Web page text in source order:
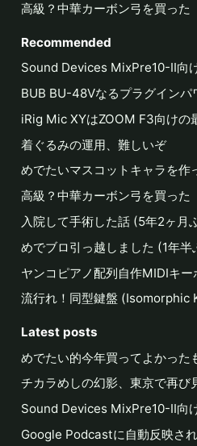
高級？中華カーボン弓を買った
Recommended
着ぐるみの運用、難しいぞ
高級？中華カーボン弓を買った
入院して手術した話 (5年2ヶ月
めでブロ引っ越しました (1年半
流行れ！同型鍵盤 (Isomorphic
Latest posts
めでたい的今年買ってよかった
チカラめしの幻影、東京で再び
Google Podcastに自動反映さ